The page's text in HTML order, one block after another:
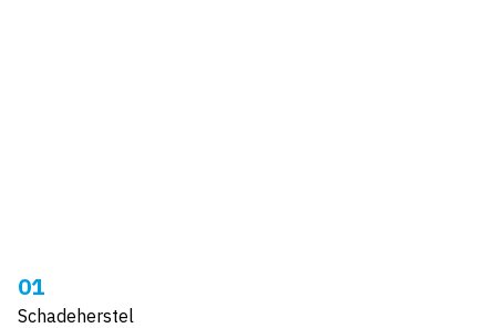
01
Schadeherstel